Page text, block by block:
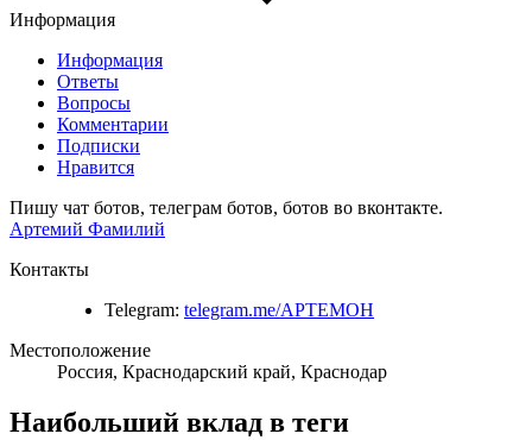
Информация
Информация
Ответы
Вопросы
Комментарии
Подписки
Нравится
Пишу чат ботов, телеграм ботов, ботов во вконтакте.
Артемий Фамилий
Контакты
Telegram: telegram.me/APTEMOH
Местоположение
Россия, Краснодарский край, Краснодар
Наибольший вклад в теги